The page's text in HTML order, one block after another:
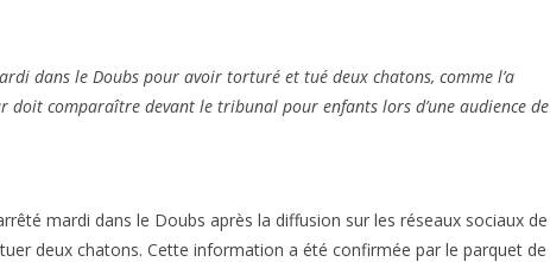
dans le Doubs pour avoir torturé et tué deux chatons, comme l’a
doit comparaître devant le tribunal pour enfants lors d’une audience de
mardi dans le Doubs après la diffusion sur les réseaux sociaux de
deux chatons. Cette information a été confirmée par le parquet de